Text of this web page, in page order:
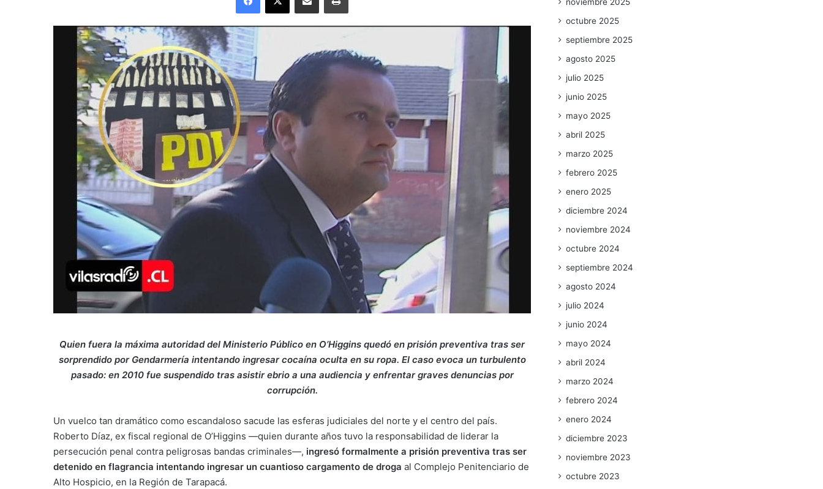
Quien fuera la máxima autoridad del Ministerio Público en O’Higgins quedó en prisión preventiva tras ser
sorprendido por Gendarmería intentando ingresar cocaína oculta en su ropa. El caso evoca un turbulento
pasado: en 2010 fue suspendido tras asistir ebrio a una audiencia y enfrentar graves denuncias por
corrupción.
Un vuelco tan dramático como escandaloso sacude las esferas judiciales del norte y el centro del país.
Roberto Díaz, ex fiscal regional de O’Higgins —quien durante años tuvo la responsabilidad de liderar la
persecución penal contra peligrosas bandas criminales—, ingresó formalmente a prisión preventiva tras ser
detenido en flagrancia intentando ingresar un cuantioso cargamento de droga al Complejo Penitenciario de
Alto Hospicio, en la Región de Tarapacá.
octubre 2025
septiembre 2025
agosto 2025
julio 2025
junio 2025
mayo 2025
abril 2025
marzo 2025
febrero 2025
enero 2025
diciembre 2024
noviembre 2024
octubre 2024
septiembre 2024
agosto 2024
julio 2024
junio 2024
mayo 2024
abril 2024
marzo 2024
febrero 2024
enero 2024
diciembre 2023
noviembre 2023
octubre 2023